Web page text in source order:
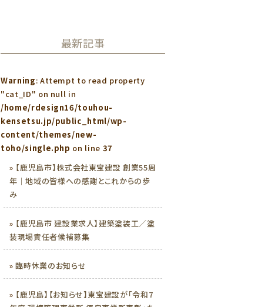
最新記事
Warning: Attempt to read property
"cat_ID" on null in
/home/rdesign16/touhou-
kensetsu.jp/public_html/wp-
content/themes/new-
toho/single.php on line 37
» 【鹿児島市】株式会社東宝建設 創業55周
年｜地域の皆様への感謝とこれからの歩
み
» 【鹿児島市 建設業求人】建築塗装工／塗
装現場責任者候補募集
»臨時休業のお知らせ
» 【鹿児島】【お知らせ】東宝建設が「令和7